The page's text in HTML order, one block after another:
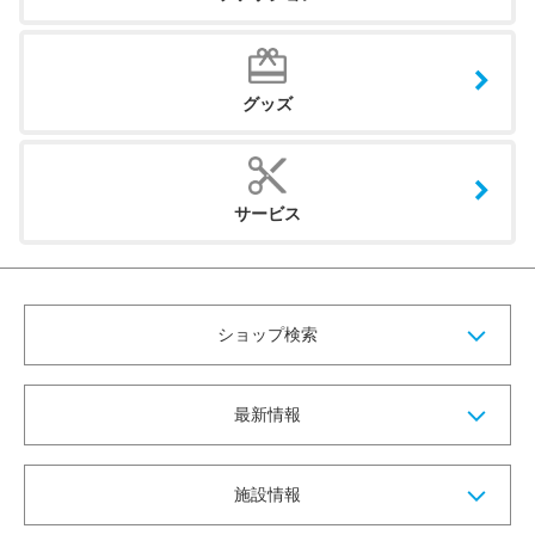
グッズ
サービス
ショップ検索
最新情報
施設情報